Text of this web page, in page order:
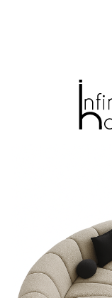
Biblioteci și rafturi
Masute auxiliare
Masute de cafea
Canapele
Mobila dormitor
Comode dormitor